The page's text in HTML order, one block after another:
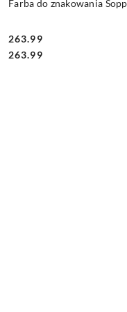
Farba do znakowania
Cena:
263.99
Cena:
263.99